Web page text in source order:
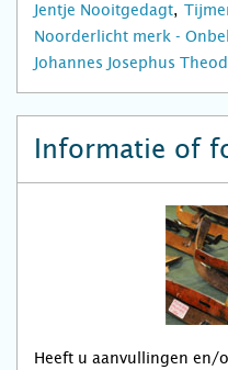
Jentje Nooitgedagt
Noorderlicht merk -
Johannes Josephus
Informatie of
Heeft u aanvullingen en/